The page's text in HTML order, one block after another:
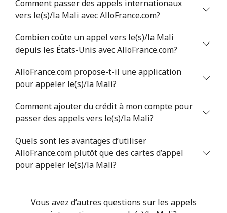
Comment passer des appels internationaux
vers le(s)/la Mali avec AlloFrance.com?
Combien coûte un appel vers le(s)/la Mali
depuis les États-Unis avec AlloFrance.com?
AlloFrance.com propose-t-il une application
pour appeler le(s)/la Mali?
Comment ajouter du crédit à mon compte pour
passer des appels vers le(s)/la Mali?
Quels sont les avantages d’utiliser
AlloFrance.com plutôt que des cartes d’appel
pour appeler le(s)/la Mali?
Vous avez d’autres questions sur les appels